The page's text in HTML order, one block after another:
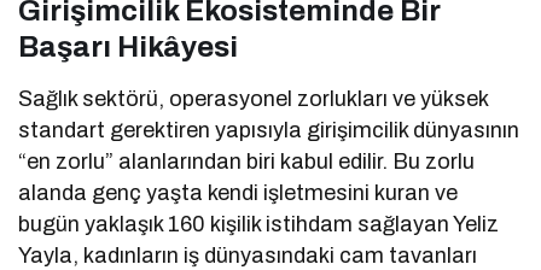
Girişimcilik Ekosisteminde Bir
Başarı Hikâyesi
Sağlık sektörü, operasyonel zorlukları ve yüksek
standart gerektiren yapısıyla girişimcilik dünyasının
“en zorlu” alanlarından biri kabul edilir. Bu zorlu
alanda genç yaşta kendi işletmesini kuran ve
bugün yaklaşık 160 kişilik istihdam sağlayan Yeliz
Yayla, kadınların iş dünyasındaki cam tavanları